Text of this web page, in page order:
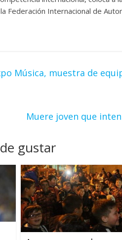
Federación Internacional de
Música, muestra de
Muere joven que
gustar